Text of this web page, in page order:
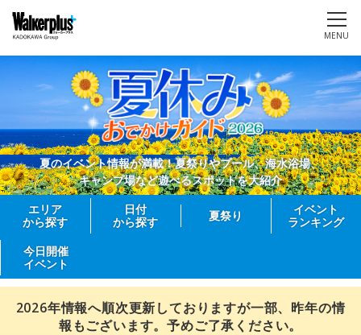
MENU
夏のイベント情報が満載！夏祭りやプール、海水浴場、
キャンプ場など遊べるスポットを大紹介
エリア
から探す
日付
から探す
夏祭り
イベント
ランキング
今日開催
イベント
2026年情報へ順次更新しておりますが一部、昨年の情
報もございます。予めご了承ください。